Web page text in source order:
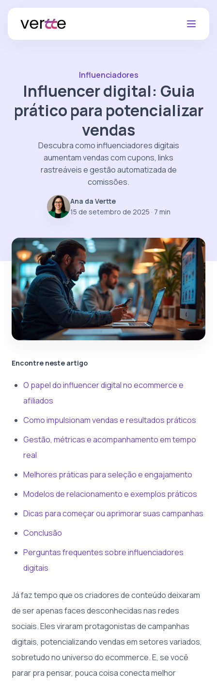
Influenciadores
Influencer digital: Guia
prático para potencializar
vendas
Descubra como influenciadores digitais
aumentam vendas com cupons, links
rastreáveis e gestão automatizada de
comissões.
Ana da Vertte
15 de setembro de 2025 · 7 min
Encontre neste artigo
O papel do influencer digital no ecommerce e
afiliados
Como impulsionam vendas e resultados práticos
Gestão, métricas e acompanhamento em tempo
real
Melhores práticas para seleção e engajamento
Modelos de relacionamento e exemplos práticos
Dicas para começar ou aprimorar suas campanhas
Conclusão
Perguntas frequentes sobre influenciadores
digitais
Já faz tempo que os criadores de conteúdo deixaram
de ser apenas faces desconhecidas nas redes
sociais. Eles viraram protagonistas de campanhas
digitais, potencializando vendas em setores variados,
sobretudo no universo do ecommerce. E, se você
parar pra pensar, pouca coisa conecta melhor